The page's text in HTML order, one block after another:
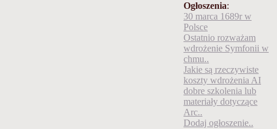
Ogłoszenia:
30 marca 1689r w
Polsce
Ostatnio rozważam
wdrożenie Symfonii w
chmu..
Jakie są rzeczywiste
koszty wdrożenia AI
dobre szkolenia lub
materiały dotyczące
Arc..
Dodaj ogłoszenie..